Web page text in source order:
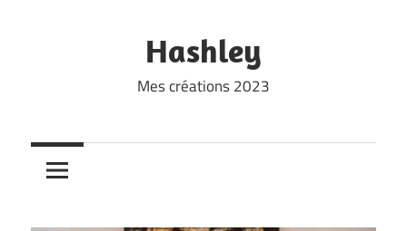
Hashley
Mes créations 2023